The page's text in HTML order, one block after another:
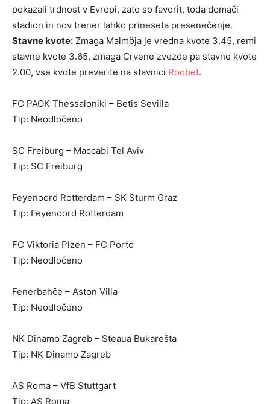
pokazali trdnost v Evropi, zato so favorit, toda domači
stadion in nov trener lahko prineseta presenečenje.
Stavne kvote: Zmaga Malmöja je vredna kvote 3.45, remi
stavne kvote 3.65, zmaga Crvene zvezde pa stavne kvote
2.00, vse kvote preverite na stavnici Roobet.
FC PAOK Thessaloniki – Betis Sevilla
Tip: Neodločeno
SC Freiburg – Maccabi Tel Aviv
Tip: SC Freiburg
Feyenoord Rotterdam – SK Sturm Graz
Tip: Feyenoord Rotterdam
FC Viktoria Plzen – FC Porto
Tip: Neodločeno
Fenerbahče – Aston Villa
Tip: Neodločeno
NK Dinamo Zagreb – Steaua Bukarešta
Tip: NK Dinamo Zagreb
AS Roma – VfB Stuttgart
Tip: AS Roma